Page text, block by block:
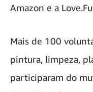
Amazon e a
Mais de 100
pintura, limpeza,
participaram do